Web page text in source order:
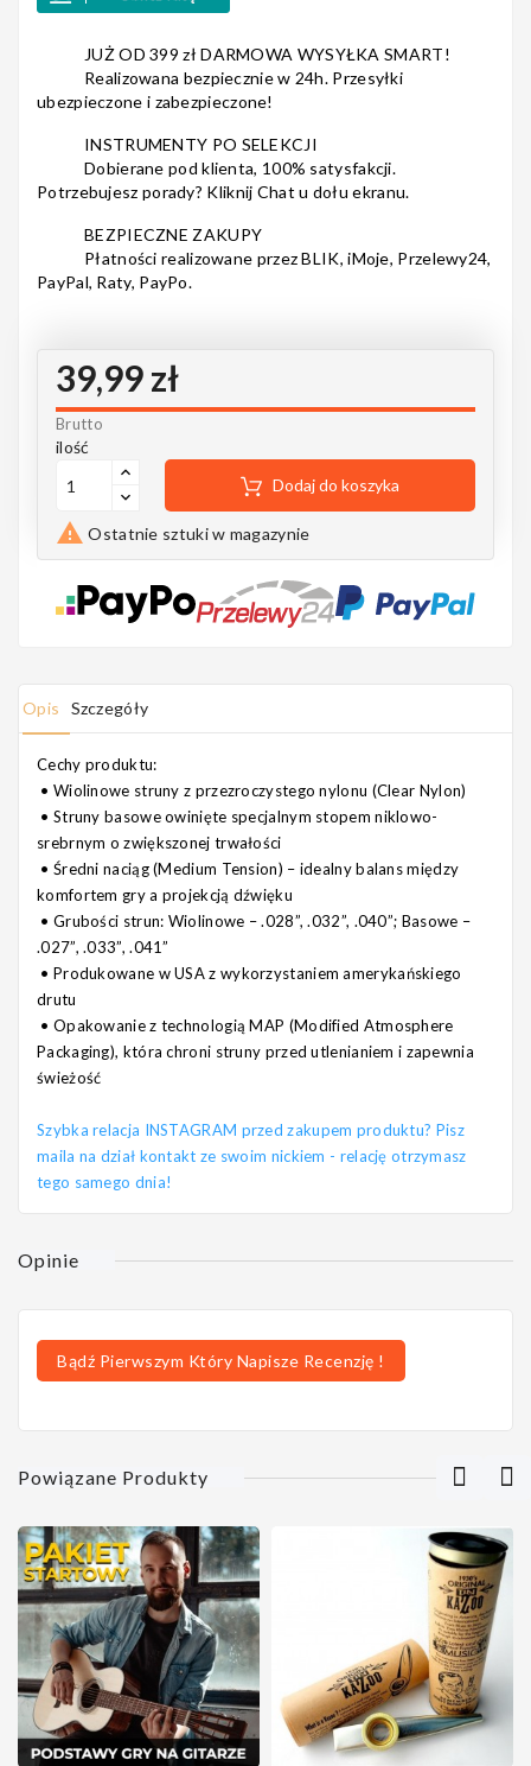
Akcesoria
Kursy/Szkolenia
Rainbow
MAHILELE
Ortega
Usługi
JUŻ OD 399 zł DARMOWA WYSYŁKA SMART!
Realizowana bezpiecznie w 24h. Przesyłki
ubezpieczone i zabezpieczone!
INSTRUMENTY PO SELEKCJI
Dobierane pod klienta, 100% satysfakcji.
Potrzebujesz porady? Kliknij Chat u dołu ekranu.
BEZPIECZNE ZAKUPY
Płatności realizowane przez BLIK, iMoje, Przelewy24,
PayPal, Raty, PayPo.
39,99 zł
Brutto
ilość
Dodaj do koszyka
 Ostatnie sztuki w magazynie
Opis Szczegóły
Cechy produktu:
• Wiolinowe struny z przezroczystego nylonu (Clear Nylon)
• Struny basowe owinięte specjalnym stopem niklowo-
srebrnym o zwiększonej trwałości
• Średni naciąg (Medium Tension) – idealny balans między
komfortem gry a projekcją dźwięku
• Grubości strun: Wiolinowe – .028”, .032”, .040”; Basowe –
.027”, .033”, .041”
• Produkowane w USA z wykorzystaniem amerykańskiego
drutu
• Opakowanie z technologią MAP (Modified Atmosphere
Packaging), która chroni struny przed utlenianiem i zapewnia
świeżość
Szybka relacja INSTAGRAM przed zakupem produktu? Pisz
maila na dział kontakt ze swoim nickiem - relację otrzymasz
tego samego dnia!
Opinie
Bądź Pierwszym Który Napisze Recenzję !
Powiązane Produkty